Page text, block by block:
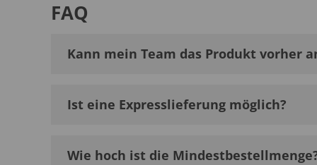
FAQ
Kann mein Team das Produkt vorher
Ist eine Expresslieferung möglich?
Wie hoch ist die